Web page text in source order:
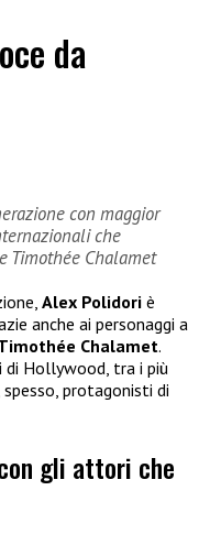
da
con maggior
che
Timothée Chalamet
Alex Polidori è
anche ai personaggi a
Chalamet.
Hollywood, tra i più
protagonisti di
gli attori che